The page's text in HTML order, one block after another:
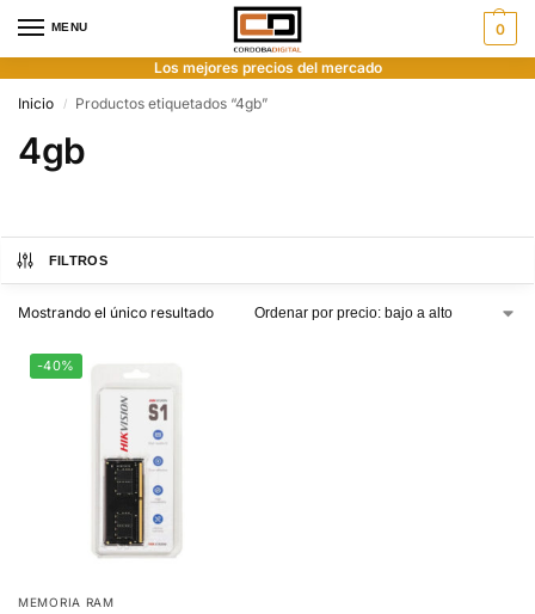
MENU 0
Los mejores precios del mercado
Inicio
/ Productos etiquetados “4gb”
4gb
FILTROS
Mostrando el único resultado
-40%
MEMORIA RAM